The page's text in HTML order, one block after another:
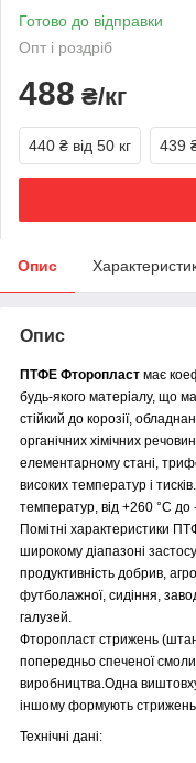
Готово до відправки
Опт і роздріб
488 ₴/кг
440 ₴ від 50 кг 439
Опис
Опис
ПТФЕ Фторопласт має
будь-якого матеріалу, що
стійкий до корозії,
органічних хімічних
елементарному стані,
високих температур і
температур, від +260 °C до
Помітні характеристики
широкому діапазоні
продуктивність добрив,
футболажної, сидіння,
галузей.
Фторопласт стрижень
попередньо спеченої
виробництва.Одна
іншому формують
Технічні дані: